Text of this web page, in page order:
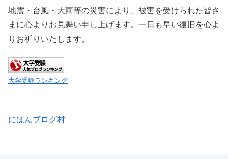
地震・台風・大雨等の災害により、被害を受けられた皆さ
まに心よりお見舞い申し上げます。一日も早い復旧を心よ
りお祈りいたします。
大学受験ランキング
にほんブログ村